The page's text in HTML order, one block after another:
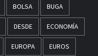
BOLSA BUGA
DESDE ECONOMÍA
EUROPA EUROS